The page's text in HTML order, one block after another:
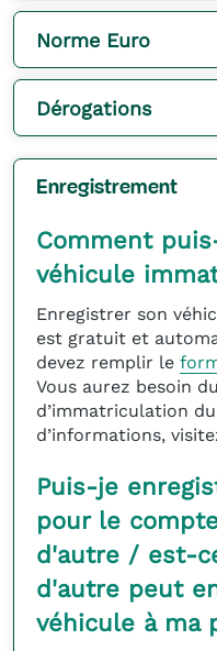
Norme Euro
Dérogations
Enregistrement
Comment
véhicule
Enregistrer son
est gratuit et
devez remplir le
Vous aurez besoin
d’immatriculation
d’informations,
Puis-je
pour le
d'autre / est-
d'autre peut
véhicule à ma